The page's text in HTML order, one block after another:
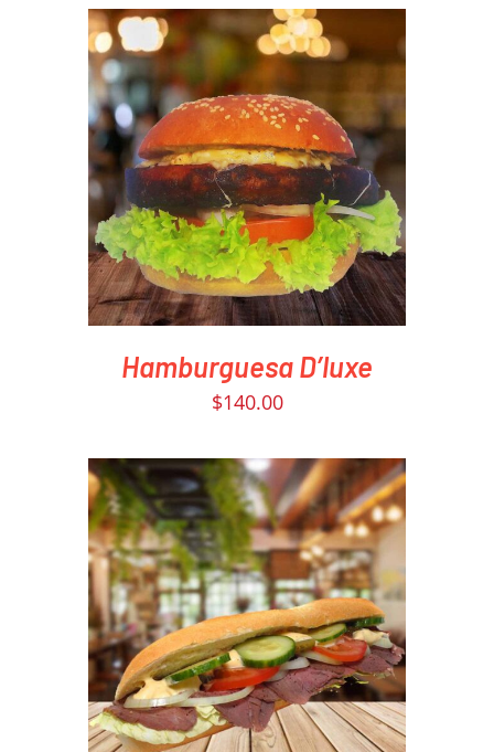
PEDIR AHORA
/
DETAILS
Hamburguesa D’luxe
$140.00
PEDIR AHORA
/
DETAILS